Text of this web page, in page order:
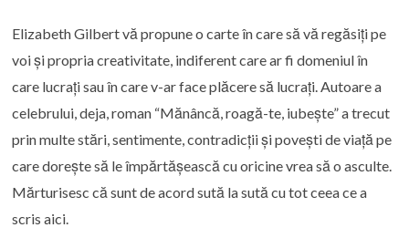
Elizabeth Gilbert vă propune o carte în care să vă regăsiți pe
voi și propria creativitate, indiferent care ar fi domeniul în
care lucrați sau în care v-ar face plăcere să lucrați. Autoare a
celebrului, deja, roman “Mănâncă, roagă-te, iubește” a trecut
prin multe stări, sentimente, contradicții și povești de viață pe
care dorește să le împărtășească cu oricine vrea să o asculte.
Mărturisesc că sunt de acord sută la sută cu tot ceea ce a
scris aici.